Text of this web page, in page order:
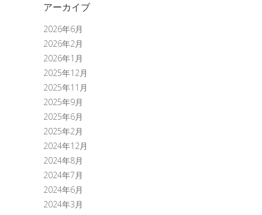
アーカイブ
2026年6月
2026年2月
2026年1月
2025年12月
2025年11月
2025年9月
2025年6月
2025年2月
2024年12月
2024年8月
2024年7月
2024年6月
2024年3月